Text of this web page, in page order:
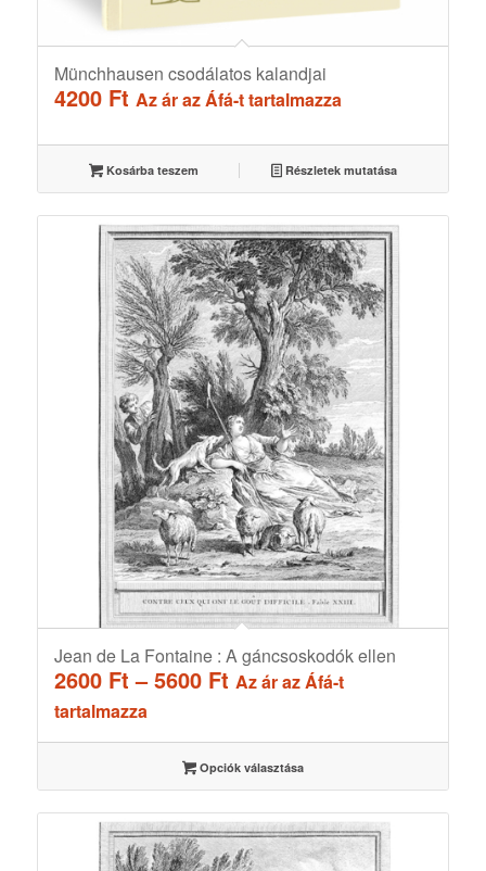
Münchhausen csodálatos kalandjai
4200 Ft Az ár az Áfá-t tartalmazza
Kosárba teszem Részletek mutatása
Jean de La Fontaine : A gáncsoskodók ellen
2600 Ft – 5600 FtÁrtartomány:
5600 Ft
Az ár az Áfá-t
tartalmazza
Opciók választása